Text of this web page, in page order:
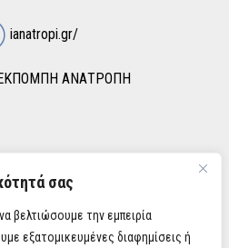
σας
βελτιώσουμε την εμπειρία
εξατομικευμένες διαφημίσεις ή
ianatropi.gr/
ΑΝΑΤΡΟΠΗ